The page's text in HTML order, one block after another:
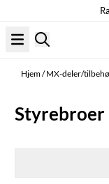
Hjem/MX-deler/
Styrebroer